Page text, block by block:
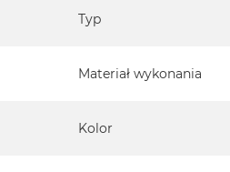
telefonem wyposażonym
może nie być możliwe
Typ
Materiał wykonania
Kolor